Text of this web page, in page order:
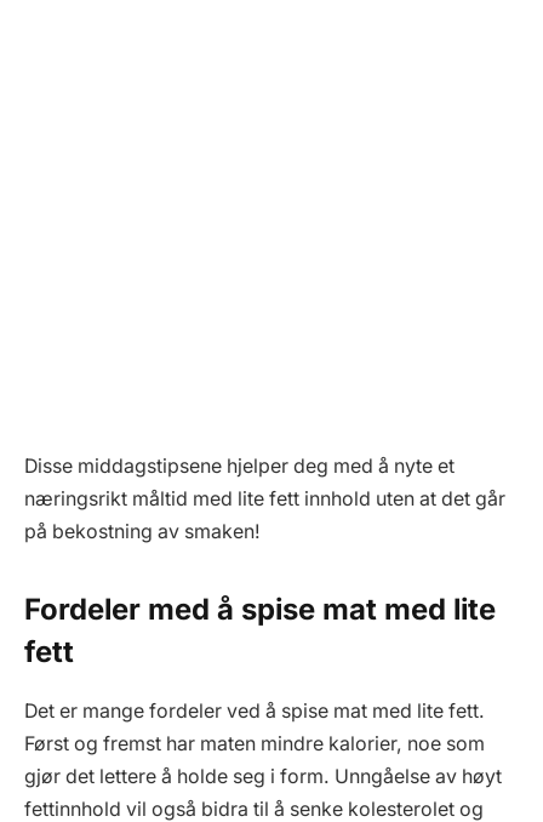
Disse middagstipsene hjelper deg med å nyte et
næringsrikt måltid med lite fett innhold uten at det går
på bekostning av smaken!
Fordeler med å spise mat med lite
fett
Det er mange fordeler ved å spise mat med lite fett.
Først og fremst har maten mindre kalorier, noe som
gjør det lettere å holde seg i form. Unngåelse av høyt
fettinnhold vil også bidra til å senke kolesterolet og